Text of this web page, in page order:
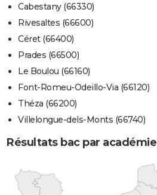
Cabestany (66330)
Rivesaltes (66600)
Céret (66400)
Prades (66500)
Le Boulou (66160)
Font-Romeu-Odeillo-Via (66120)
Théza (66200)
Villelongue-dels-Monts (66740)
Résultats bac par académie